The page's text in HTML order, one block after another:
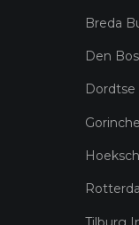
Breda
Den
Dordtse